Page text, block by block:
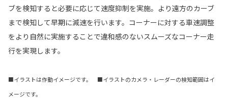
ブを検知すると必要に応じて速度抑制を実施。より遠方のカーブ
まで検知して早期に減速を行います。コーナーに対する車速調整
をより自然に実施することで違和感のないスムーズなコーナー走
行を実現します。
■イラストは作動イメージです。 ■イラストのカメラ・レーダーの検知範囲はイ
メージです。